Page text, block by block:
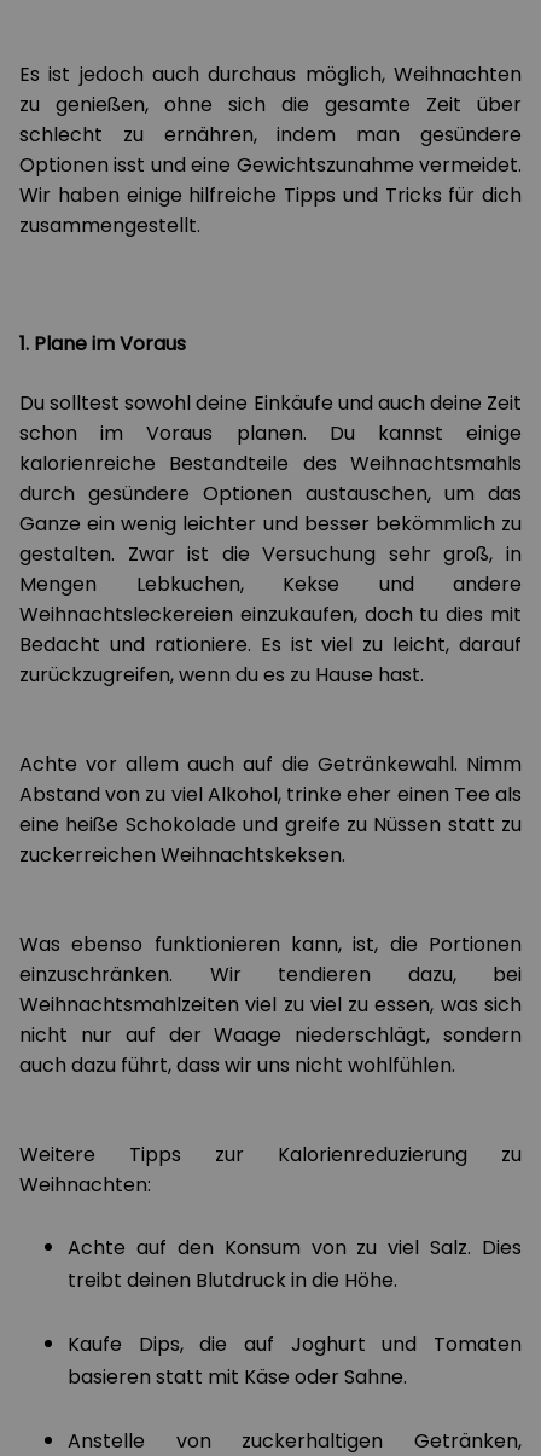
Es ist jedoch auch durchaus möglich, Weihnachten
zu genießen, ohne sich die gesamte Zeit über
schlecht zu ernähren, indem man gesündere
Optionen isst und eine Gewichtszunahme vermeidet.
Wir haben einige hilfreiche Tipps und Tricks für dich
zusammengestellt.
1. Plane im Voraus
Du solltest sowohl deine Einkäufe und auch deine Zeit
schon im Voraus planen. Du kannst einige
kalorienreiche Bestandteile des Weihnachtsmahls
durch gesündere Optionen austauschen, um das
Ganze ein wenig leichter und besser bekömmlich zu
gestalten. Zwar ist die Versuchung sehr groß, in
Mengen Lebkuchen, Kekse und andere
Weihnachtsleckereien einzukaufen, doch tu dies mit
Bedacht und rationiere. Es ist viel zu leicht, darauf
zurückzugreifen, wenn du es zu Hause hast.
Achte vor allem auch auf die Getränkewahl. Nimm
Abstand von zu viel Alkohol, trinke eher einen Tee als
eine heiße Schokolade und greife zu Nüssen statt zu
zuckerreichen Weihnachtskeksen.
Was ebenso funktionieren kann, ist, die Portionen
einzuschränken. Wir tendieren dazu, bei
Weihnachtsmahlzeiten viel zu viel zu essen, was sich
nicht nur auf der Waage niederschlägt, sondern
auch dazu führt, dass wir uns nicht wohlfühlen.
Weitere Tipps zur Kalorienreduzierung zu
Weihnachten:
Achte auf den Konsum von zu viel Salz. Dies
treibt deinen Blutdruck in die Höhe.
Kaufe Dips, die auf Joghurt und Tomaten
basieren statt mit Käse oder Sahne.
Anstelle von zuckerhaltigen Getränken,